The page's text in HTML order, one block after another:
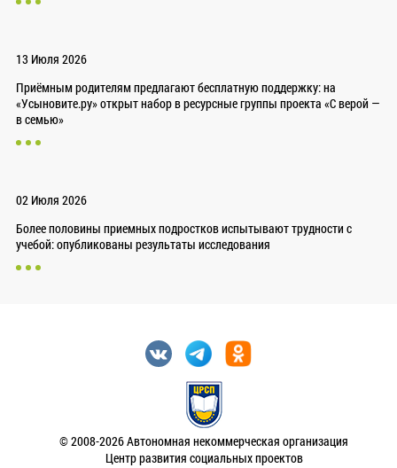
13 Июля 2026
Приёмным родителям предлагают бесплатную поддержку: на
«Усыновите.ру» открыт набор в ресурсные группы проекта «С верой —
в семью»
02 Июля 2026
Более половины приемных подростков испытывают трудности с
учебой: опубликованы результаты исследования
© 2008-2026 Автономная некоммерческая организация
Центр развития социальных проектов